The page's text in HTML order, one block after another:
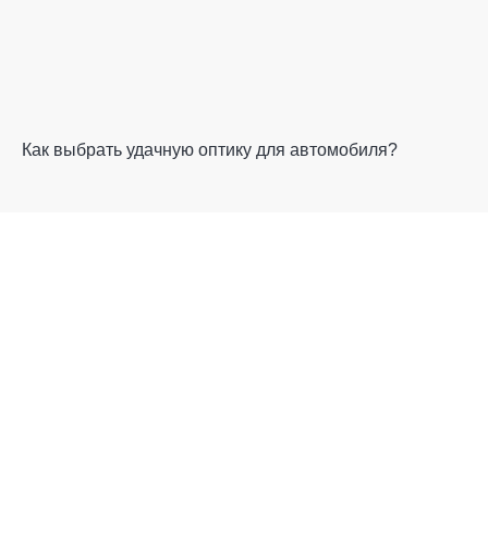
Как выбрать удачную оптику для автомобиля?